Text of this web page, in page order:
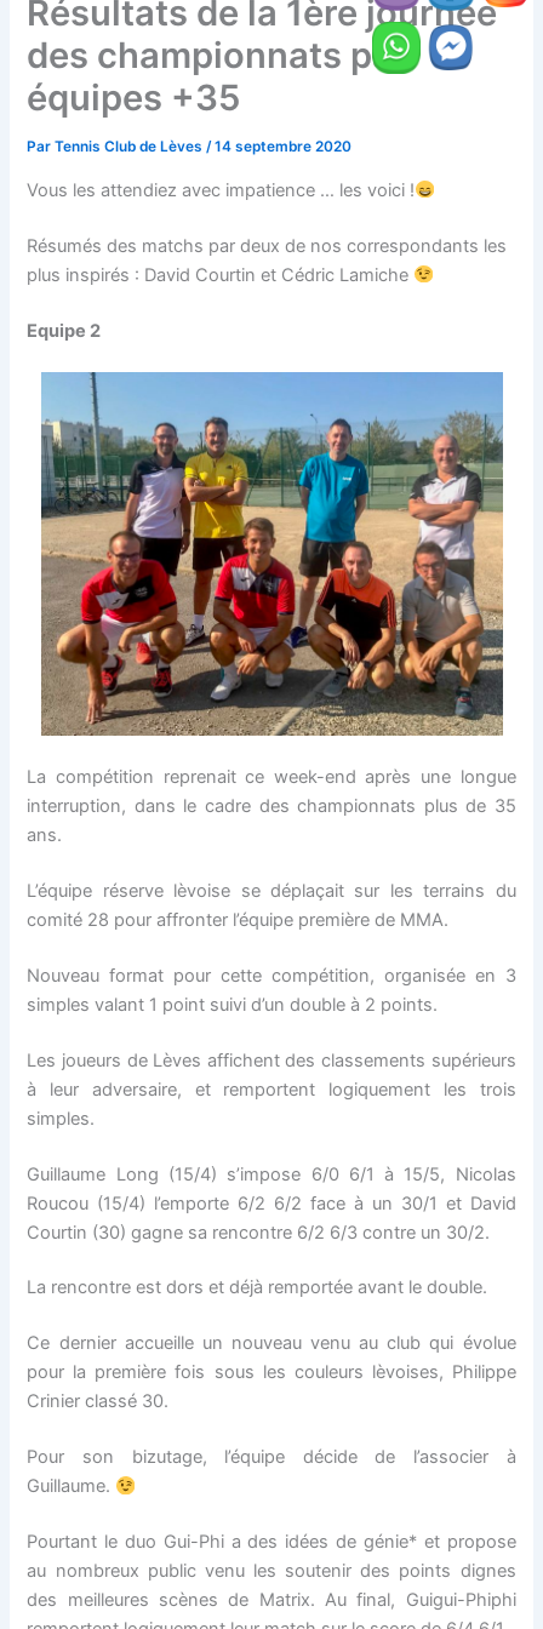
Résultats de la 1ère journée
des championnats par
équipes +35
ParTennis Club de Lèves/14 septembre 2020
Vous les attendiez avec impatience … les voici !
Résumés des matchs par deux de nos correspondants les
plus inspirés : David Courtin et Cédric Lamiche
Equipe 2
La compétition reprenait ce week-end après une longue
interruption, dans le cadre des championnats plus de 35
ans.
L’équipe réserve lèvoise se déplaçait sur les terrains du
comité 28 pour affronter l’équipe première de MMA.
Nouveau format pour cette compétition, organisée en 3
simples valant 1 point suivi d’un double à 2 points.
Les joueurs de Lèves affichent des classements supérieurs
à leur adversaire, et remportent logiquement les trois
simples.
Guillaume Long (15/4) s’impose 6/0 6/1 à 15/5, Nicolas
Roucou (15/4) l’emporte 6/2 6/2 face à un 30/1 et David
Courtin (30) gagne sa rencontre 6/2 6/3 contre un 30/2.
La rencontre est dors et déjà remportée avant le double.
Ce dernier accueille un nouveau venu au club qui évolue
pour la première fois sous les couleurs lèvoises, Philippe
Crinier classé 30.
Pour son bizutage, l’équipe décide de l’associer à
Guillaume.
Pourtant le duo Gui-Phi a des idées de génie* et propose
au nombreux public venu les soutenir des points dignes
des meilleures scènes de Matrix. Au final, Guigui-Phiphi